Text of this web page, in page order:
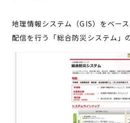
地理情報システム（GIS）をベー
配信を行う「総合防災システム」